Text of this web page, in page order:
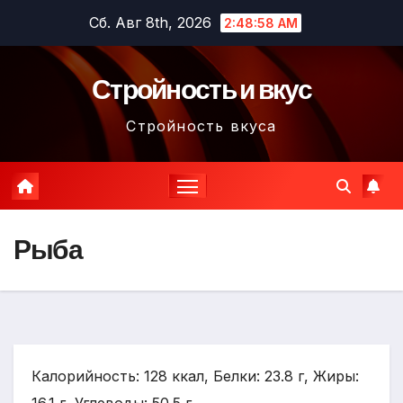
содержимому
Сб. Авг 8th, 2026 2:48:59 AM
Стройность и вкус
Стройность вкуса
Рыба
Калорийность: 128 ккал, Белки: 23.8 г, Жиры: